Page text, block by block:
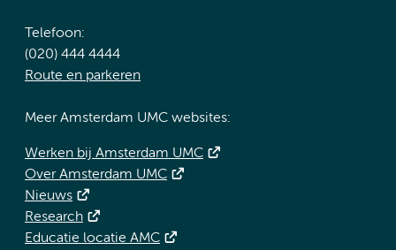
Telefoon:
(020) 444 4444
Route en parkeren
Meer Amsterdam UMC websites:
Werken bij Amsterdam UMC
Over Amsterdam UMC
Nieuws
Research
Educatie locatie AMC